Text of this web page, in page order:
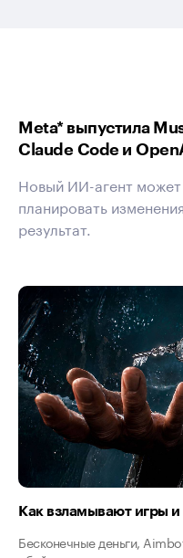
Meta* выпустила
Claude Code и
Новый ИИ-агент
планировать
результат.
Как взламывают игры
Бесконечные деньги,